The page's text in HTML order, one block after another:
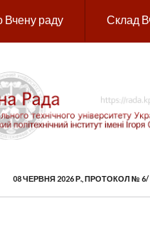
Вчену раду Склад
08 ЧЕРВНЯ 2026 Р., ПРОТОКОЛ №